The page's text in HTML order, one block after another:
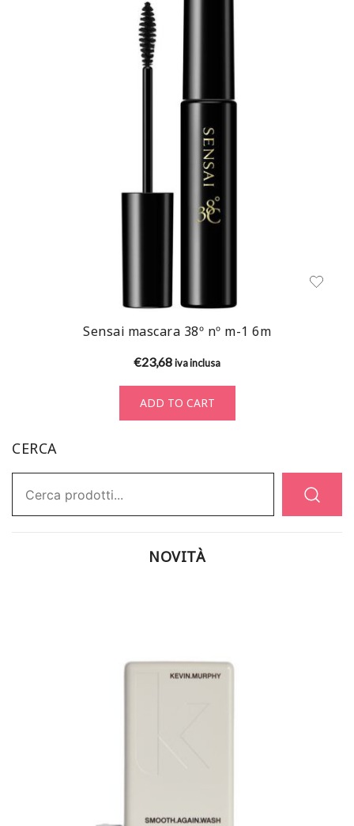
Sensai mascara 38º nº m-1 6m
€23,68iva inclusa
ADD TO CART
CERCA
NOVITÀ